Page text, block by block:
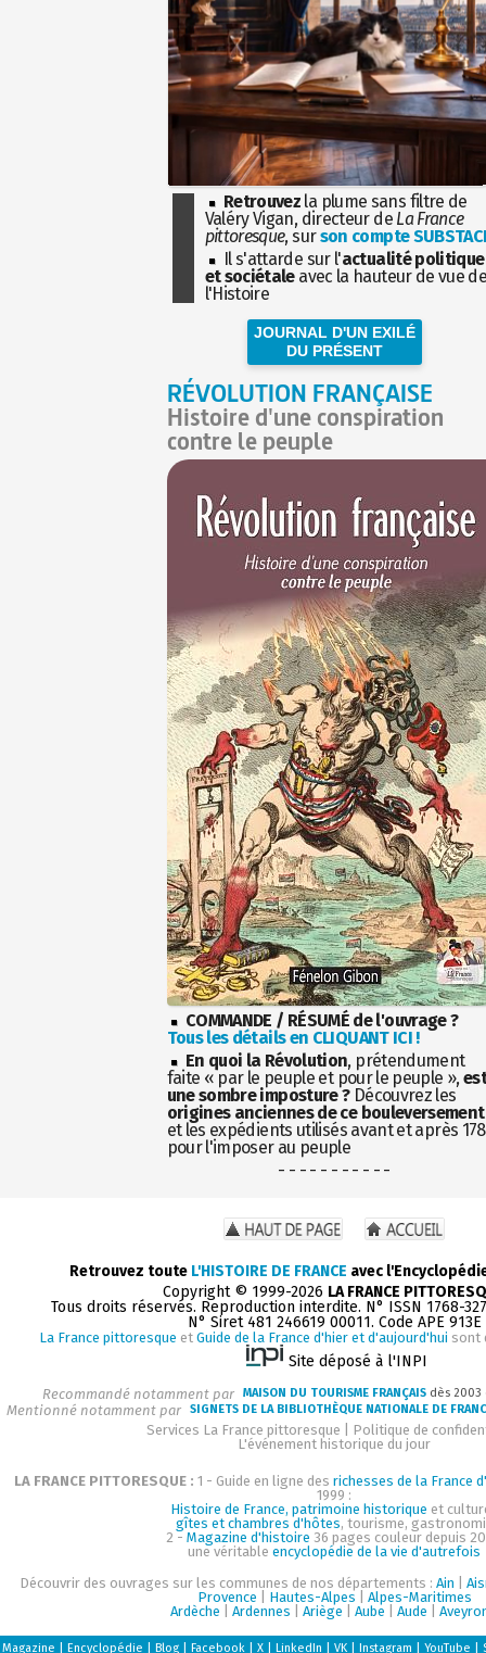
Retrouvez la plume sans filtre de
Valéry Vigan, directeur de La France
pittoresque, surson compte
Il s'attarde sur l'actualité politique
et sociétaleavec la hauteur de vue
l'Histoire
JOURNAL D'UN EXILÉ
DU PRÉSENT
RÉVOLUTION FRANÇAISE
Histoire d'une conspiration
contre le peuple
COMMANDE / RÉSUMÉ de l'ouvrage ?
Tous les détails en CLIQUANT ICI !
En quoi la Révolution, prétendument
faite « par le peuple et pour le peuple »,
une sombre imposture ?Découvrez les
origines anciennes de ce bouleversement
et les expédients utilisés avant et après
pour l'imposer au peuple
- - - - - - - - - - -
Retrouvez toute L'HISTOIRE DE FRANCE avec
Copyright © 1999-2026 LA FRANCE
Tous droits réservés. Reproduction interdite. N° ISSN 1768-
N° Siret 481 246619 00011. Code APE 913E
La France pittoresque et Guide de la France d'hier et d'aujourd'hui sont
Site déposé à l'INPI
Recommandé notamment par MAISON DU TOURISME FRANÇAIS dès
Mentionné notamment par SIGNETS DE LA BIBLIOTHÈQUE NATIONALE DE
Services La France pittoresque
Politique de
L'événement historique du jour
LA FRANCE PITTORESQUE : 1 - Guide en ligne des richesses de la France
1999 :
Histoire de France, patrimoine historique et
gîtes et chambres d'hôtes, tourisme,
2 - Magazine d'histoire 36 pages couleur depuis
une véritable encyclopédie de la vie d'autrefois
Découvrir des ouvrages sur les communes de nos départements : Ain
Provence
Hautes-Alpes
Alpes-Maritimes
Ardèche
Ardennes Ariège Aube Aude
Magazine Encyclopédie Blog| Facebook| X| LinkedIn VK| Instagram YouTube